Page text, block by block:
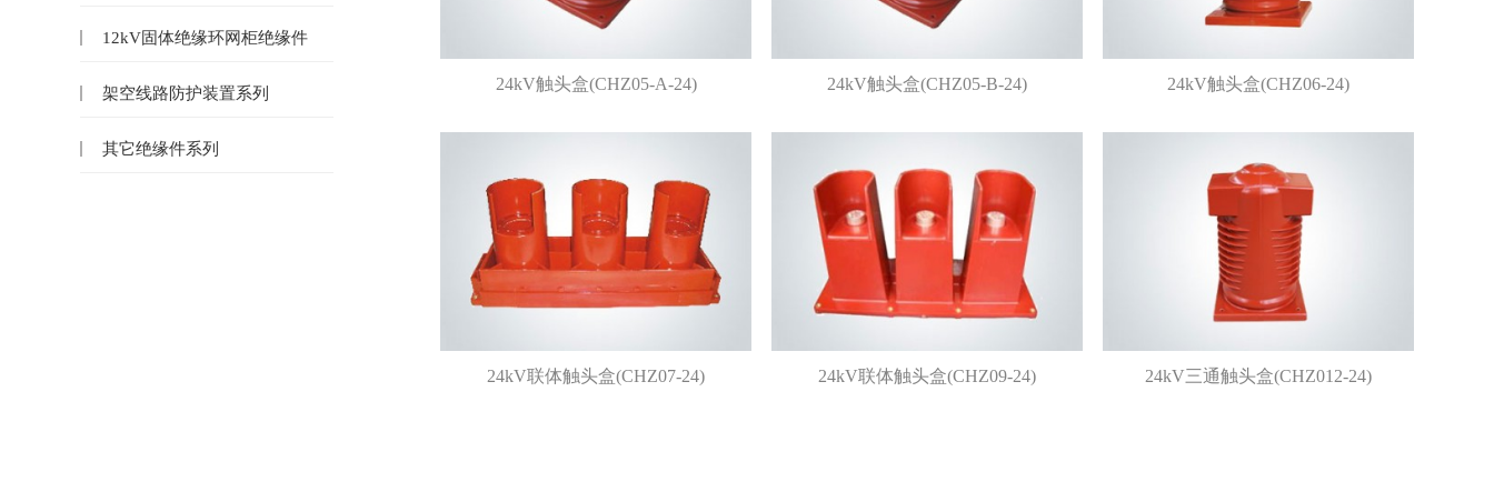
12kV固体绝缘环网柜绝缘件
架空线路防护装置系列
其它绝缘件系列
24kV触头盒(CHZ05-A-24) 24kV触头盒(CHZ05-B-24) 24kV触头盒(CHZ06-24)
24kV联体触头盒(CHZ07-24) 24kV联体触头盒(CHZ09-24) 24kV三通触头盒(CHZ012-24)